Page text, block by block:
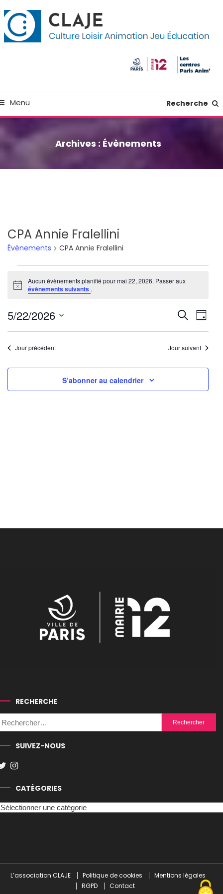
Menu Recherche
Archives : Évènements
CPA Annie Fralellini
Évènements CPA Annie Fralellini
Évènements
for
mai
22,
2026
Notice
Aucun évènements planifié pour mai 22, 2026. Passer aux
évènements suivants .
et
de
vues
Recherche
de
Jour
5/22/2026
Sélectionnez
uneJour précédent Jour suivant
S’abonner au calendrier
RECHERCHE
Rechercher :
SUIVEZ-NOUS
CATÉGORIES
L’association CLAJE Politique de cookies
Mentions légales
RGPD
Contact